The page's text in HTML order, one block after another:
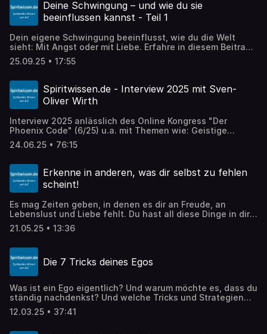
Deine Schwingung – und wie du sie
beeinflussen kannst - Teil 1
Dein eigene Schwingung beeinflusst, wie du die Welt
sieht: Mit Angst oder mit Liebe. Erfahre in diesem Beitrag,
was deine eigene Schwingung beeinflusst und wie du sie
selbst erhöhen kannst.
25.09.25 • 17:55
Spiritwissen.de - Interview 2025 mit Sven-
Oliver Wirth
Interview 2025 anlässlich des Online Kongress "Der
Phoenix Code" (6/25) u.a. mit Themen wie: Geistige
Gesetze, ADHS Kinder, Künstliche Intelligenz, Urteil und
Schuld, Hilfe aus der geistigen Welt, Veränderungen
und viele aktuelle Themen mehr!
24.06.25 • 76:15
Erkenne in anderen, was dir selbst zu fehlen
scheint!
Es mag Zeiten geben, in denen es dir an Freude, an
Lebenslust und Liebe fehlt. Du hast all diese Dinge in dir -
doch du kannst sie in dir manchmal nicht spüren. Dann
schaue einfach nach Außen - denn das Außen ist ein
Richte deine Wahrnehmung auf das, was dir gerade zu
fehlen scheint - und nimm es in anderen wahr! Ob Liebe,
Hoffnung, Frieden, Humor oder Harmonie: Indem du diese
Menschen erkennst, wirst du dich daran erinnern, dass
dies alles auch in dir ist! Es liegt allein an dir, deine
Wahrnehmung auf diese Qualitäten in anderen zu richten.
21.05.25 • 13:36
Die 7 Tricks deines Egos
Was ist ein Ego eigentlich? Und warum möchte es, dass du
ständig nachdenkst? Und welche Tricks und Strategien
wendet es dabei an? Dies und mehr erkläre ich in diesem
Beitrag!
12.03.25 • 37:41